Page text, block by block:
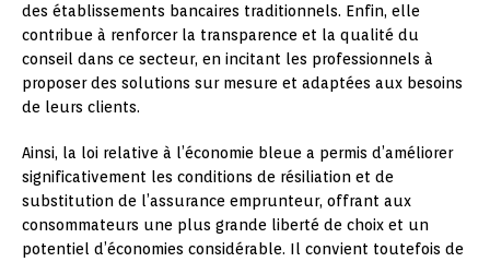
des établissements bancaires traditionnels. Enfin, elle
contribue à renforcer la transparence et la qualité du
conseil dans ce secteur, en incitant les professionnels à
proposer des solutions sur mesure et adaptées aux besoins
de leurs clients.
Ainsi, la loi relative à l’économie bleue a permis d’améliorer
significativement les conditions de résiliation et de
substitution de l’assurance emprunteur, offrant aux
consommateurs une plus grande liberté de choix et un
potentiel d’économies considérable. Il convient toutefois de